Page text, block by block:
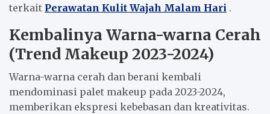
terkait Perawatan Kulit Wajah Malam Hari .
Kembalinya Warna-warna Cerah
(Trend Makeup 2023-2024)
Warna-warna cerah dan berani kembali
mendominasi palet makeup pada 2023-2024,
memberikan ekspresi kebebasan dan kreativitas.